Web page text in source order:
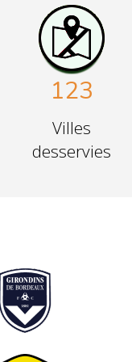
123
Villes
desservies